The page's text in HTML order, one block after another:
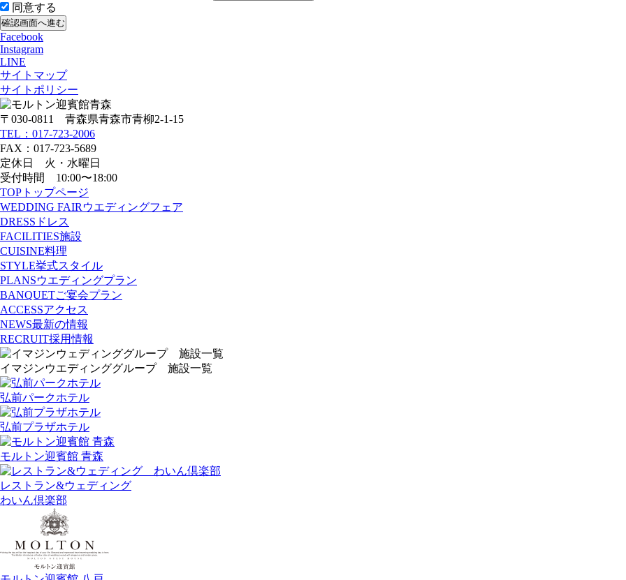
同意する
Facebook
Instagram
LINE
サイトマップ
サイトポリシー
〒030-0811 青森県青森市青柳2-1-15
TEL：017-723-2006
FAX：017-723-5689
定休日 火・水曜日
受付時間 10:00〜18:00
TOP トップページ
WEDDING FAIR ウエディングフェア
DRESS ドレス
FACILITIES施設
CUISINE料理
STYLE挙式スタイル
PLANSウエディングプラン
BANQUETご宴会プラン
ACCESSアクセス
NEWS最新の情報
RECRUIT採用情報
イマジンウエディンググループ 施設一覧
弘前パークホテル
弘前プラザホテル
モルトン迎賓館 青森
レストラン&ウェディング
わいん倶楽部